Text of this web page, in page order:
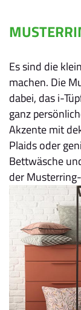
Es sind die
machen. Die
dabei, das i-
ganz
Akzente mit
Plaids oder
Bettwäsche
der